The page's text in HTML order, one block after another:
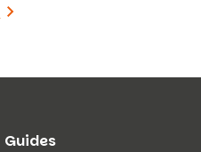
Guides